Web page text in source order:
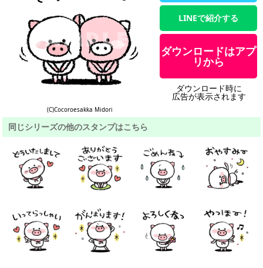
(C)Cocoroesakka Midori
LINEで紹介する
ダウンロードはアプ
リから
ダウンロード時に
広告が表示されます
同じシリーズの他のスタンプはこちら